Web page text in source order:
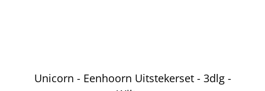
Unicorn - Eenhoorn Uitstekerset - 3dlg -